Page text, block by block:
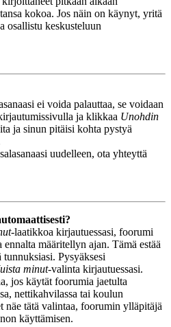
kokoa. Jos näin on käynyt, yritä
osallistu keskusteluun
ei voida palauttaa, se voidaan
ja klikkaa Unohdin
ja sinun pitäisi kohta pystyä
uudelleen, ota yhteyttä
-laatikkoa kirjautuessasi, foorumi
määritellyn ajan. Tämä estää
Pysyäksesi
minut-valinta kirjautuessasi.
jos käytät foorumia jaetulta
nettikahvilassa tai koulun
näe tätä valintaa, foorumin ylläpitäjä
käyttämisen.